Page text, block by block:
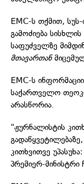
EMC-ს თქმით,
გამოძიება
საფუძველზე
მთავართან
EMC-ს
საქართველო
არასწორია.
"ჟურნალისტის
კითხვითვე
პრემიერ-